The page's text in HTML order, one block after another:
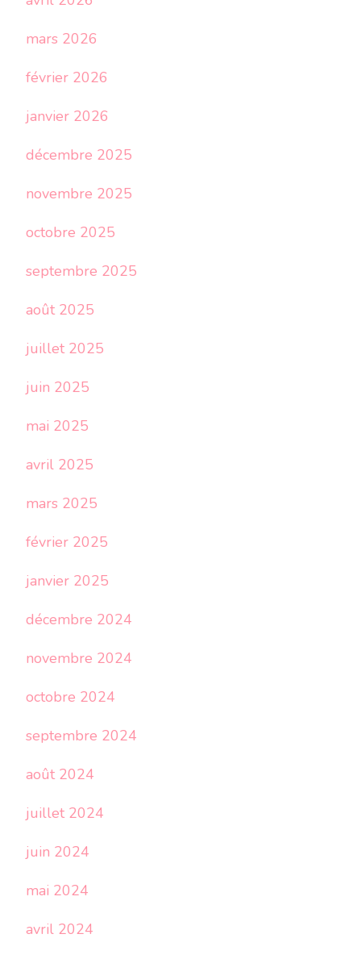
mars 2026
février 2026
janvier 2026
décembre 2025
novembre 2025
octobre 2025
septembre 2025
août 2025
juillet 2025
juin 2025
mai 2025
avril 2025
mars 2025
février 2025
janvier 2025
décembre 2024
novembre 2024
octobre 2024
septembre 2024
août 2024
juillet 2024
juin 2024
mai 2024
avril 2024